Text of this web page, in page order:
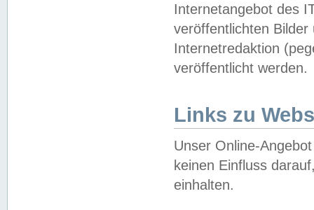
Internetangebot des
veröffentlichten
Internetredaktion
veröffentlicht werden.
Links zu
Unser Online-
keinen Einfluss
einhalten.